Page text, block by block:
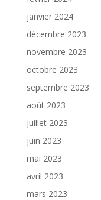
janvier 2024
décembre 2023
novembre 2023
octobre 2023
septembre 2023
août 2023
juillet 2023
juin 2023
mai 2023
avril 2023
mars 2023